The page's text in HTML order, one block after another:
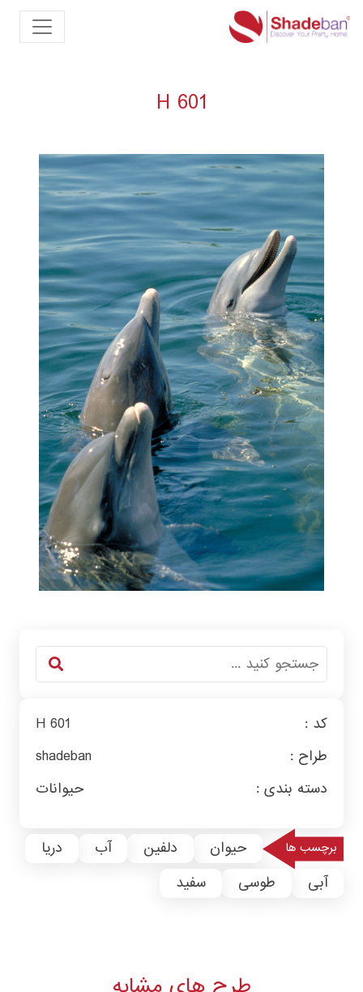
H 601
کد :
H 601
طراح :
shadeban
دسته بندی :
حیوانات
برچسب ها حیوان دلفین آب
دریا
آبی
طوسی سفید